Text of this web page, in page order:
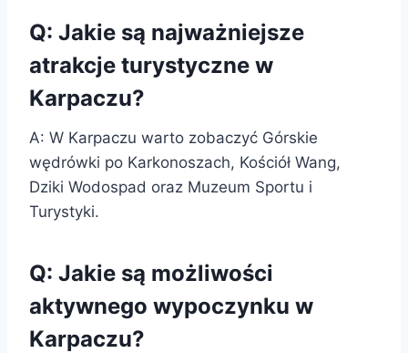
Q: Jakie są najważniejsze
atrakcje turystyczne w
Karpaczu?
A: W Karpaczu warto zobaczyć Górskie
wędrówki po Karkonoszach, Kościół Wang,
Dziki Wodospad oraz Muzeum Sportu i
Turystyki.
Q: Jakie są możliwości
aktywnego wypoczynku w
Karpaczu?